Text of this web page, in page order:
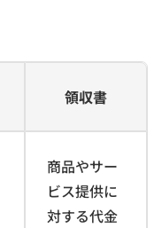
領収書
商品やサー
ビス提供に
対する代金